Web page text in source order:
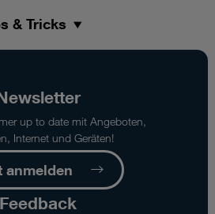
& Tricks
up to date mit Angeboten,
Internet und Geräten!
anmelden
Feedback